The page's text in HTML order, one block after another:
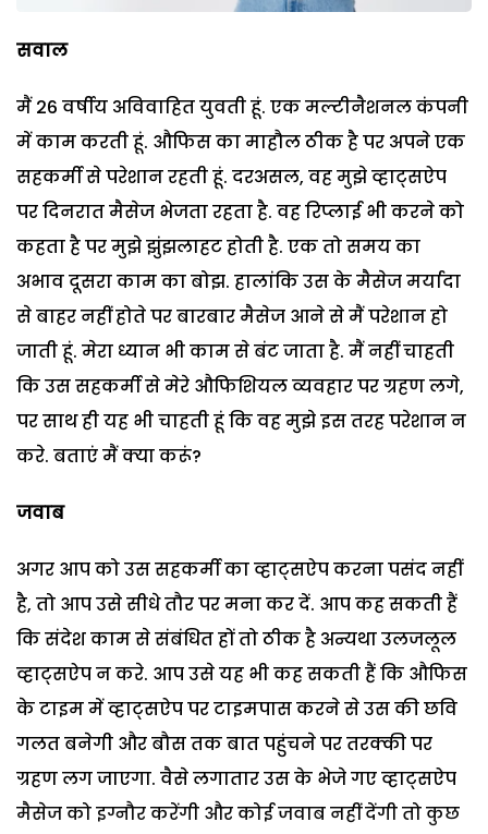
सवाल
मैं 26 वर्षीय अविवाहित युवती हूं. एक मल्टीनैशनल कंपनी
में काम करती हूं. औफिस का माहौल ठीक है पर अपने एक
सहकर्मी से परेशान रहती हूं. दरअसल, वह मुझे व्हाट्सऐप
पर दिनरात मैसेज भेजता रहता है. वह रिप्लाई भी करने को
कहता है पर मुझे झुंझलाहट होती है. एक तो समय का
अभाव दूसरा काम का बोझ. हालांकि उस के मैसेज मर्यादा
से बाहर नहीं होते पर बारबार मैसेज आने से मैं परेशान हो
जाती हूं. मेरा ध्यान भी काम से बंट जाता है. मैं नहीं चाहती
कि उस सहकर्मी से मेरे औफिशियल व्यवहार पर ग्रहण लगे,
पर साथ ही यह भी चाहती हूं कि वह मुझे इस तरह परेशान न
करे. बताएं मैं क्या करूं?
जवाब
अगर आप को उस सहकर्मी का व्हाट्सऐप करना पसंद नहीं
है, तो आप उसे सीधे तौर पर मना कर दें. आप कह सकती हैं
कि संदेश काम से संबंधित हों तो ठीक है अन्यथा उलजलूल
व्हाट्सऐप न करे. आप उसे यह भी कह सकती हैं कि औफिस
के टाइम में व्हाट्सऐप पर टाइमपास करने से उस की छवि
गलत बनेगी और बौस तक बात पहुंचने पर तरक्की पर
ग्रहण लग जाएगा. वैसे लगातार उस के भेजे गए व्हाट्सऐप
मैसेज को इग्नौर करेंगी और कोई जवाब नहीं देंगी तो कुछ